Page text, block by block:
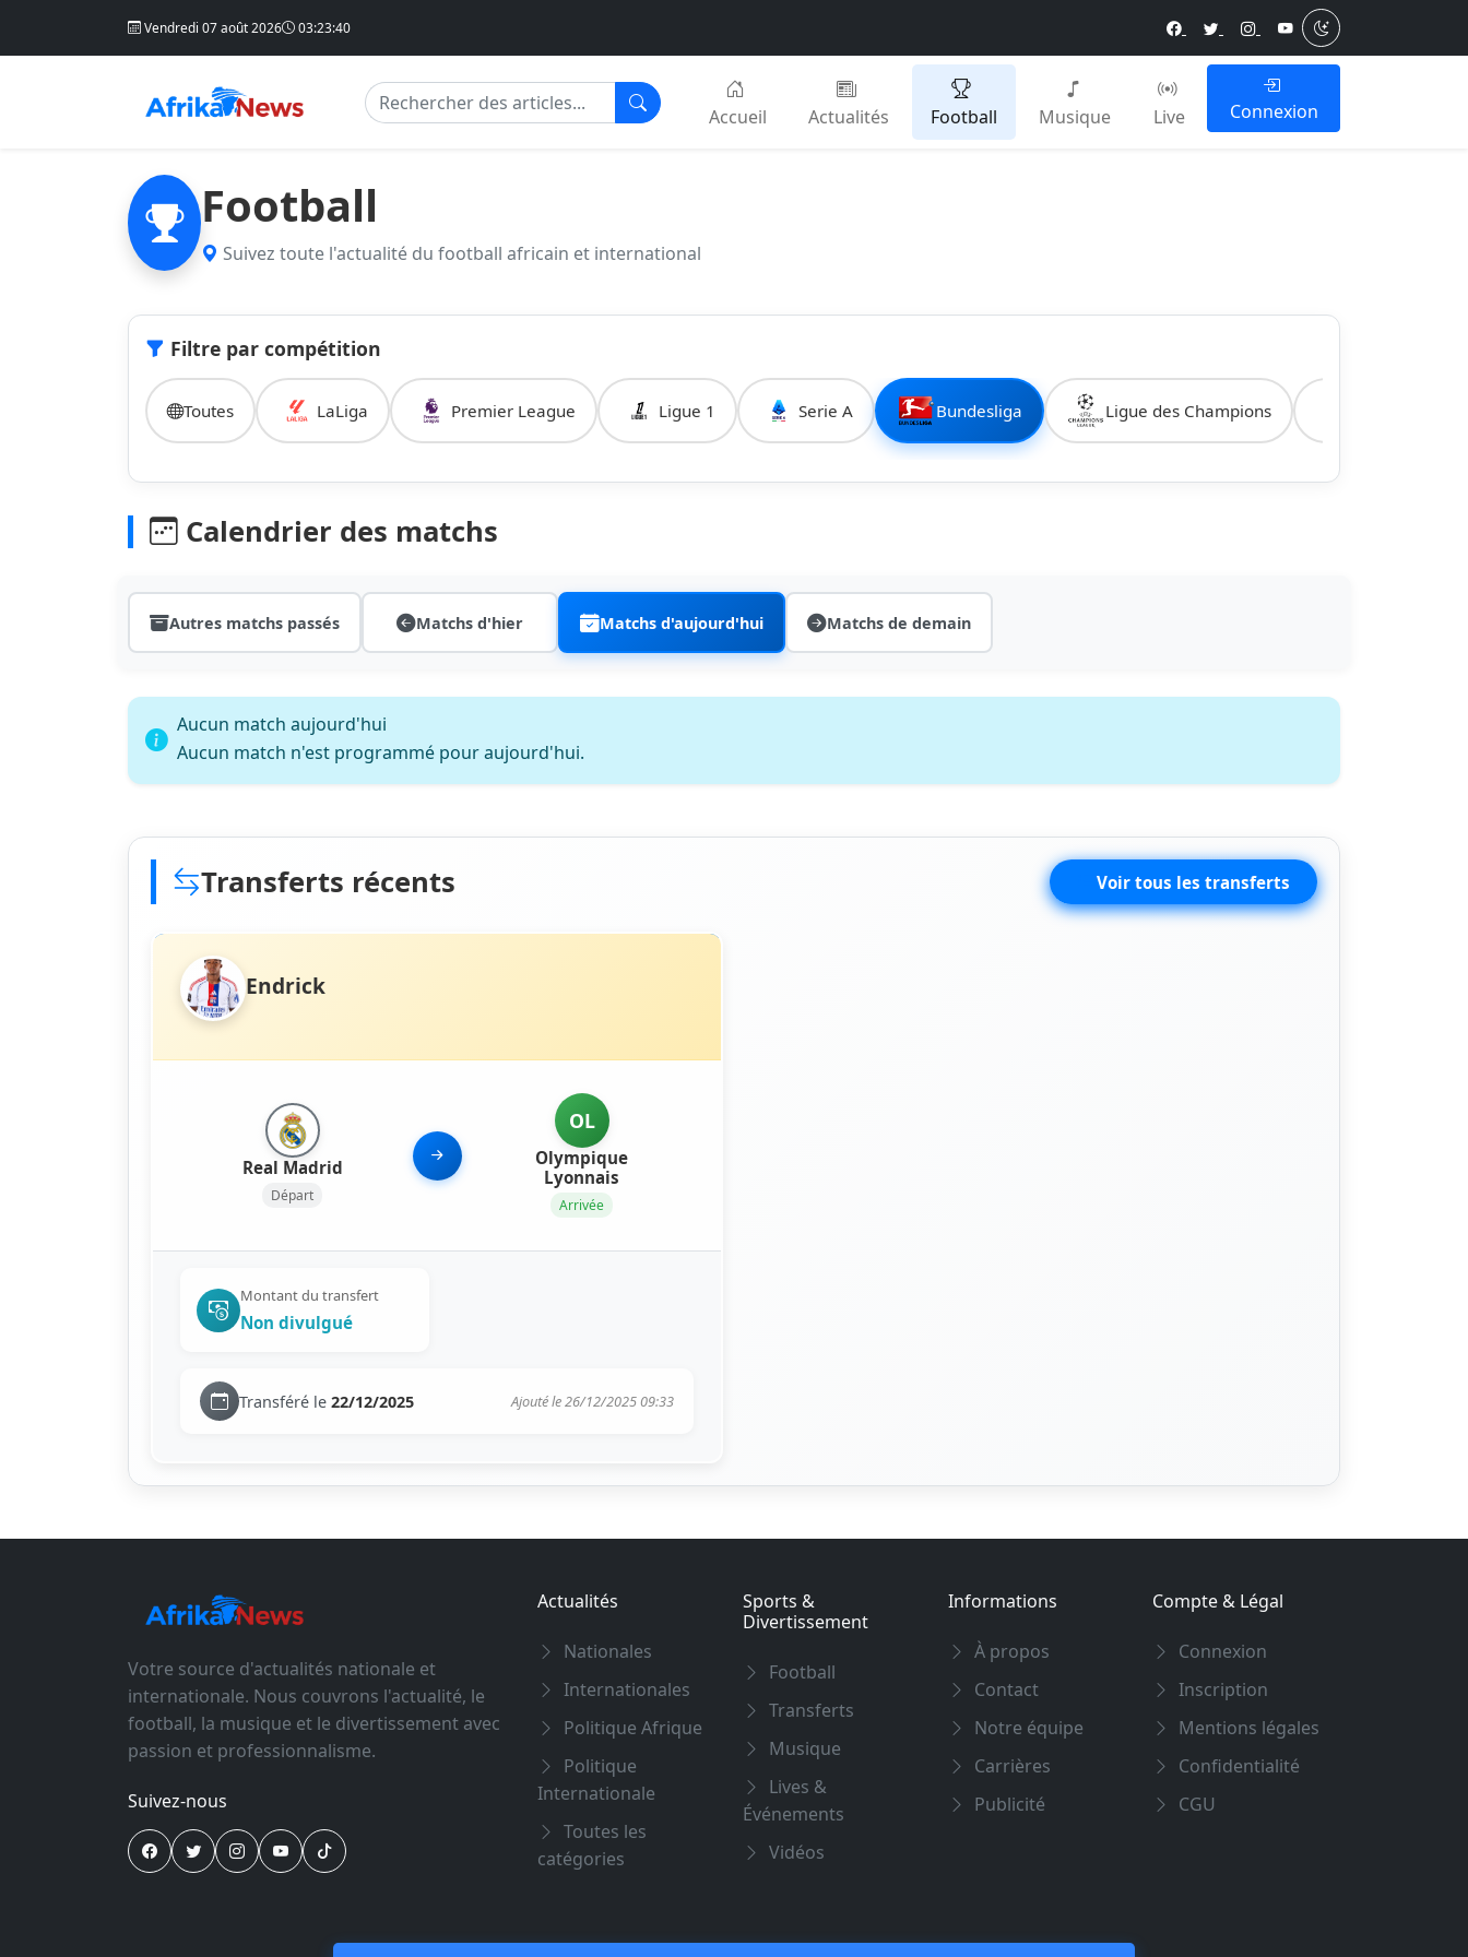
Vendredi 07 août 2026 03:23:40
Accueil Actualités Football Musique Live Connexion
Football
Suivez toute l'actualité du football africain et international
Filtre par compétition
Toutes LaLiga Premier League Ligue 1 Serie A Bundesliga Ligue des Champions
Calendrier des matchs
Autres matchs passés Matchs d'hier Matchs d'aujourd'hui Matchs de demain
Aucun match aujourd'hui
Aucun match n'est programmé pour aujourd'hui.
Transferts récents Voir tous les transferts
Endrick
Real Madrid
Départ
OL
Olympique
Lyonnais
Arrivée
Montant du transfert
Non divulgué
Transféré le 22/12/2025 Ajouté le 26/12/2025 09:33
Votre source d'actualités nationale et
internationale. Nous couvrons l'actualité, le
football, la musique et le divertissement avec
passion et professionnalisme.
Suivez-nous
Actualités
Nationales
Internationales
Politique Afrique
Politique
Internationale
Toutes les
catégories
Sports &
Divertissement
Football
Transferts
Musique
Lives &
Événements
Vidéos
Informations
À propos
Contact
Notre équipe
Carrières
Publicité
Compte & Légal
Connexion
Inscription
Mentions légales
Confidentialité
CGU